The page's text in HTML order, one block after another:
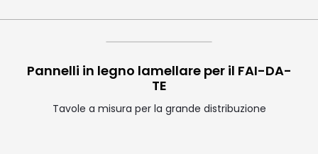
Pannelli in legno lamellare per il FAI-DA-
TE
Tavole a misura per la grande distribuzione